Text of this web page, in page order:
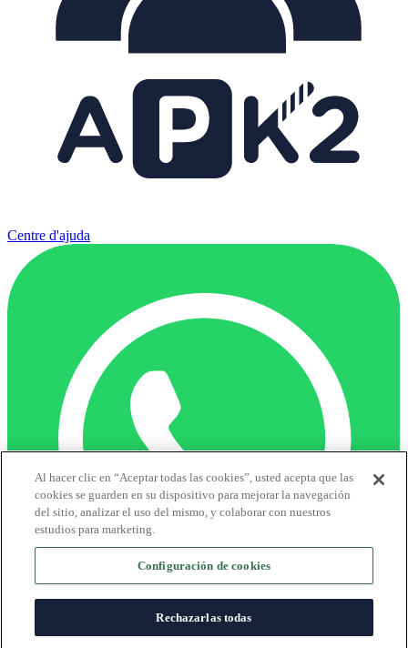
Centre d'ajuda
Al hacer clic en “Aceptar todas las cookies”, usted acepta que las
cookies se guarden en su dispositivo para mejorar la navegación
del sitio, analizar el uso del mismo, y colaborar con nuestros
estudios para marketing.
Configuración de cookies
Rechazarlas todas